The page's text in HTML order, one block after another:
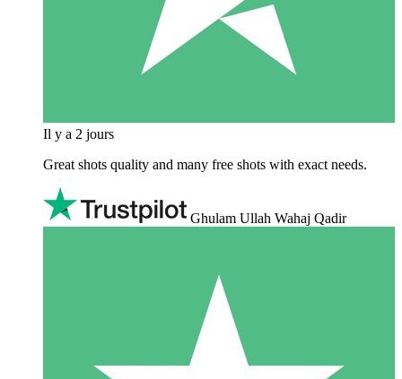
Il y a 2 jours
Great shots quality and many free shots with exact needs.
Ghulam Ullah Wahaj Qadir